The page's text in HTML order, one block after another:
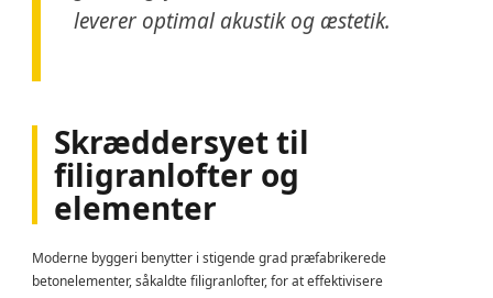
leverer optimal akustik og æstetik.
Skræddersyet til
filigranlofter og
elementer
Moderne byggeri benytter i stigende grad præfabrikerede
betonelementer, såkaldte filigranlofter, for at effektivisere